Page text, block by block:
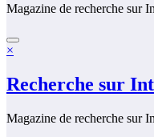
Magazine de recherche sur
×
Recherche sur
Magazine de recherche sur